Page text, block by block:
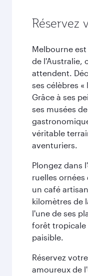
Réservez
Melbourne
de l'Australie,
attendent.
ses célèbres
Grâce à ses
ses musées
véritable
aventuriers.
Plongez dans
ruelles
un café
kilomètres de
l'une de ses
forêt tropicale
paisible.
Réservez
amoureux de